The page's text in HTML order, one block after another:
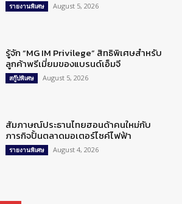
รายงานพิเศษ August 5, 2026
รู้จัก “MG IM Privilege” สิทธิพิเศษสำหรับ
ลูกค้าพรีเมี่ยมของแบรนด์เอ็มจี
สกู๊ปพิเศษ August 5, 2026
สัมภาษณ์ประธานไทยฮอนด้าคนใหม่กับ
ภารกิจปั้นตลาดมอเตอร์ไซค์ไฟฟ้า
รายงานพิเศษ August 4, 2026